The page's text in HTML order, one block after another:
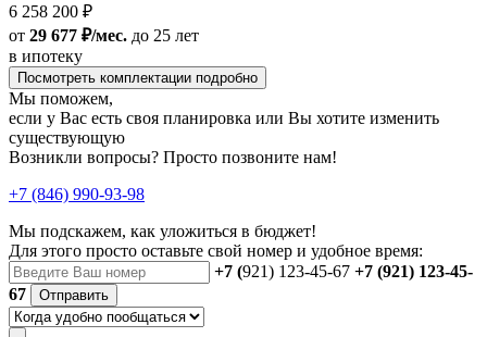
6 258 200 ₽
от 29 677 ₽/мес. до 25 лет
в ипотеку
Посмотреть комплектации подробно
Мы поможем,
если у Вас есть своя планировка или Вы хотите изменить
существующую
Возникли вопросы? Просто позвоните нам!
+7 (846) 990-93-98
Мы подскажем, как уложиться в бюджет!
Для этого просто оставьте свой номер и удобное время:
+7 (921) 123-45-67 +7 (921) 123-45-
67
Отправить